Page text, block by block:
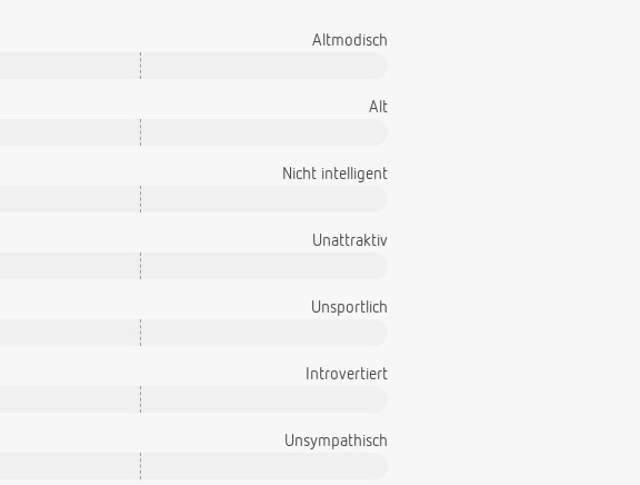
Altmodisch
Alt
Nicht intelligent
Unattraktiv
Unsportlich
Introvertiert
Unsympathisch